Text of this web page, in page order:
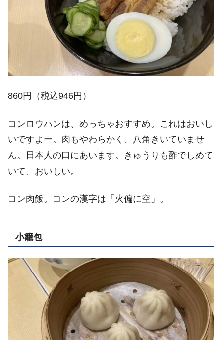
860円（税込946円）
コンロウハンは、めっちゃおすすめ。これはおいし
いですよー。肉もやわらかく、八角きいていませ
ん。日本人の口にあいます。きゅうりも酢でしめて
いて、おいしい。
コン肉飯。コンの漢字は「火偏に空」。
小籠包